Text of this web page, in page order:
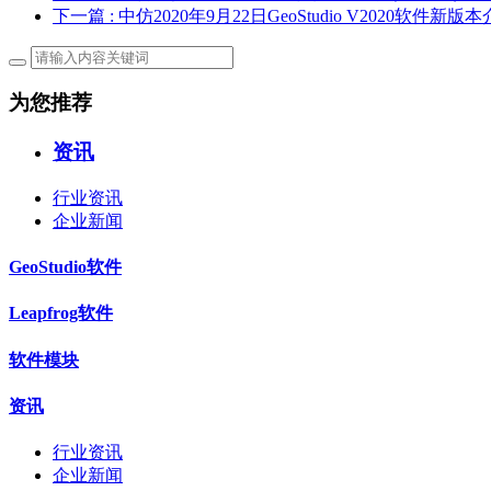
下一篇 : 中仿2020年9月22日GeoStudio V2020软件新版本
为您推荐
资讯
行业资讯
企业新闻
GeoStudio软件
Leapfrog软件
软件模块
资讯
行业资讯
企业新闻